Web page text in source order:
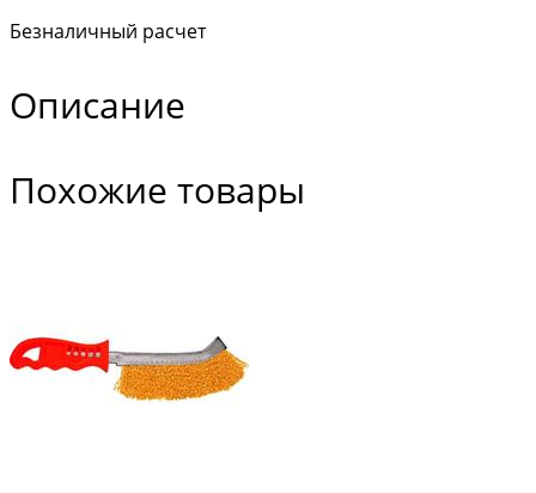
Безналичный расчет
Описание
Похожие товары